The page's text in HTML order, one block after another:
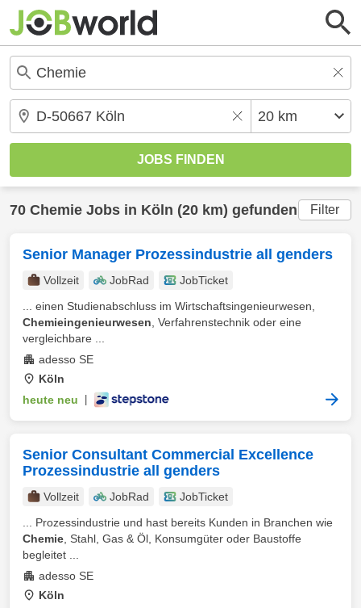
70 Chemie Jobs in Köln (20 km) gefunden Filter
Senior Manager Prozessindustrie all genders
Vollzeit JobRad
JobTicket
... einen Studienabschluss im Wirtschaftsingenieurwesen,
Chemieingenieurwesen , Verfahrenstechnik oder eine
vergleichbare ...
adesso SE
Köln
heute neu
Senior Consultant Commercial Excellence
Prozessindustrie all genders
Vollzeit JobRad
JobTicket
... Prozessindustrie und hast bereits Kunden in Branchen wie
Chemie , Stahl, Gas & Öl, Konsumgüter oder Baustoffe
begleitet ...
adesso SE
Köln